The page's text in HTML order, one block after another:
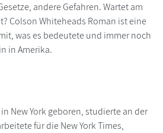
andere Gefahren. Wartet am
Colson Whiteheads Roman ist eine
was es bedeutete und immer noch
in Amerika.
New York geboren, studierte an der
für die New York Times,